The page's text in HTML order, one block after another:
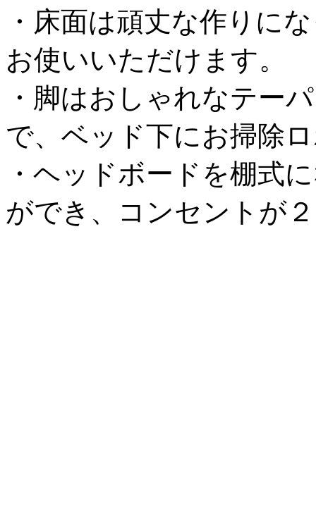
・床面は頑丈な作りに
お使いいただけます。
・脚はおしゃれなテー
で、ベッド下にお掃除
・ヘッドボードを棚式
ができ、コンセントが